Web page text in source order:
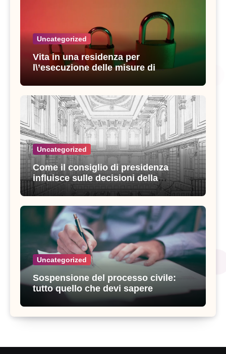
Uncategorized
Vita in una residenza per
l\’esecuzione delle misure di
Uncategorized
Come il consiglio di presidenza
influisce sulle decisioni della
giustizia amministrativa
Uncategorized
Sospensione del processo civile:
tutto quello che devi sapere